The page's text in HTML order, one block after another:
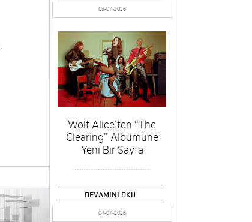
Metin
Ertürk’ün
05-07-2026
Wolf Alice’ten “The
Clearing” Albümüne
Yeni Bir Sayfa
DEVAMINI OKU
04-07-2026